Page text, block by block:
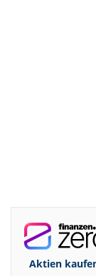
Aktien